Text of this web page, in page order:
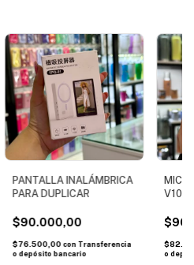
PANTALLA INALÁMBRICA
PARA DUPLICAR
$90.000,00
$76.500,00 con Transferencia
o depósito bancario
V10,
o